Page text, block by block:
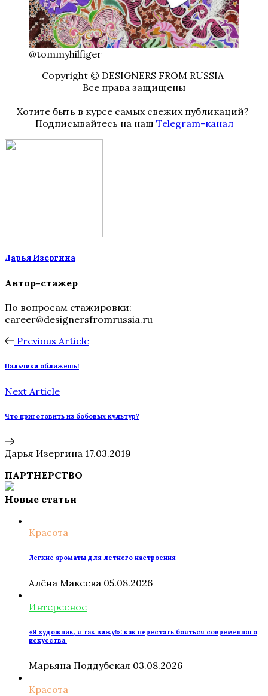
@tommyhilfiger
Copyright © DESIGNERS FROM RUSSIA
Все права защищены
Хотите быть в курсе самых свежих публикаций?
Подписывайтесь на наш Telegram-канал
Дарья Изергина
Автор-стажер
По вопросам стажировки:
career@designersfromrussia.ru
Previous Article
Пальчики оближешь!
Next Article
Что приготовить из бобовых культур?
Дарья Изергина 17.03.2019
ПАРТНЕРСТВО
Новые статьи
Красота
Легкие ароматы для летнего настроения
Алёна Макеева 05.08.2026
Интересное
«Я художник, я так вижу!»: как перестать бояться современного
искусства
Марьяна Поддубская 03.08.2026
Красота